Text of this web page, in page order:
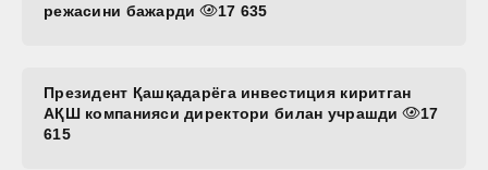
режасини бажарди
17 635
Президент Қашқадарёга инвестиция киритган
АҚШ компанияси директори билан учрашди
17
615